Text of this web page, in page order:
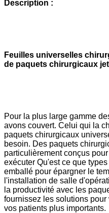
Description :
Feuilles universelles
de paquets chirurgicaux
Pour la plus large gamme
avons couvert. Celui qui la
paquets chirurgicaux
besoin. Des paquets
particulièrement conçus
exécuter Qu'est ce que
emballé pour épargner le
l'installation de salle
la productivité avec les
fournissez les solutions
vos patients plus importants.